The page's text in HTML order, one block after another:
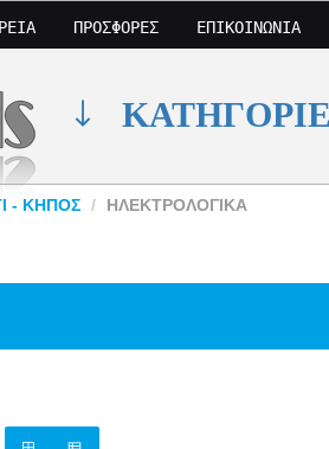
ΠΡΟΣΦΟΡΈΣ ΕΠΙΚΟΙΝΩΝΊΑ
- ΚΉΠΟΣ / ΗΛΕΚΤΡΟΛΟΓΙΚΑ